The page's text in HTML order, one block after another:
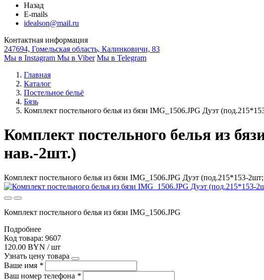
Назад
E-mails
idealson@mail.ru
Контактная информация
247694, Гомельская область, Калинковичи, 83
Мы в Instagram Мы в Viber Мы в Telegram
Главная
Каталог
Постельное бельё
Бязь
Комплект постельного белья из бязи IMG_1506.JPG Дуэт
Комплект постельного белья из
нав.-2шт.)
Комплект постельного белья из бязи IMG_1506.JPG Дуэт (под.215*153-
Комплект постельного белья из бязи IMG_1506.JPG
Подробнее
Код товара: 9607
120.00 BYN / шт
Узнать цену товара
Ваше имя *
Ваш номер телефона *